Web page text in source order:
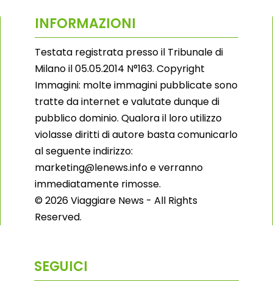
INFORMAZIONI
Testata registrata presso il Tribunale di
Milano il 05.05.2014 N°163. Copyright
Immagini: molte immagini pubblicate sono
tratte da internet e valutate dunque di
pubblico dominio. Qualora il loro utilizzo
violasse diritti di autore basta comunicarlo
al seguente indirizzo:
marketing@lenews.info e verranno
immediatamente rimosse.
© 2026 Viaggiare News - All Rights
Reserved.
SEGUICI